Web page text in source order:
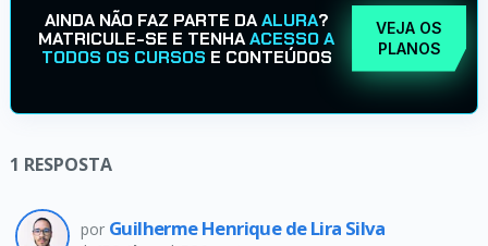
AINDA NÃO FAZ PARTE DAALURA?
MATRICULE-SE E TENHAACESSO A
TODOS OS CURSOS E CONTEÚDOS
VEJA OS
PLANOS
1 RESPOSTA
por Guilherme Henrique de Lira Silva